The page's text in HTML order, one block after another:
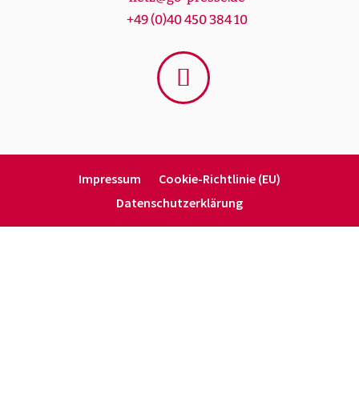
+49 (0)40 450 384 10
Impressum
Cookie-Richt­­linie (EU)
Daten­schutz­er­klärung